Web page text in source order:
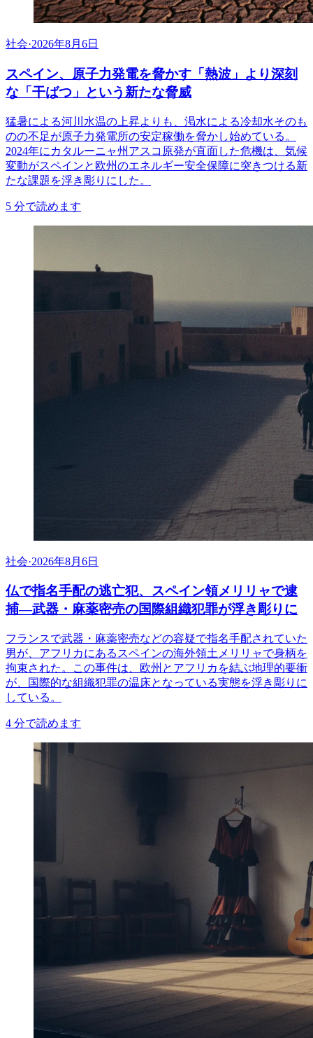
社会·2026年8月6日
スペイン、原子力発電を脅かす「熱波」より深刻
な「干ばつ」という新たな脅威
猛暑による河川水温の上昇よりも、渇水による冷却水そのも
のの不足が原子力発電所の安定稼働を脅かし始めている。
2024年にカタルーニャ州アスコ原発が直面した危機は、気候
変動がスペインと欧州のエネルギー安全保障に突きつける新
たな課題を浮き彫りにした。
5 分で読めます
社会·2026年8月6日
仏で指名手配の逃亡犯、スペイン領メリリャで逮
捕―武器・麻薬密売の国際組織犯罪が浮き彫りに
フランスで武器・麻薬密売などの容疑で指名手配されていた
男が、アフリカにあるスペインの海外領土メリリャで身柄を
拘束された。この事件は、欧州とアフリカを結ぶ地理的要衝
が、国際的な組織犯罪の温床となっている実態を浮き彫りに
している。
4 分で読めます